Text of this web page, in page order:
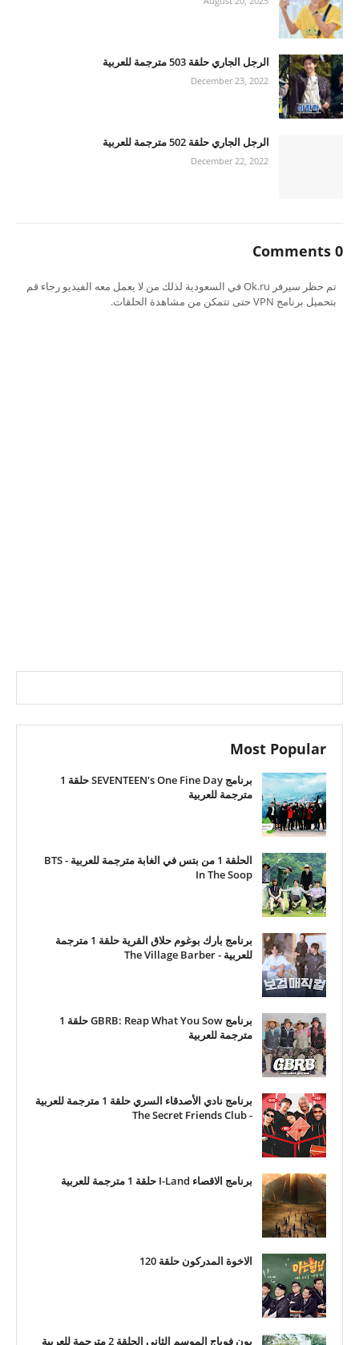
الرجل الجاري حلقة 503 مترجمة للعربية
December 23, 2022
الرجل الجاري حلقة 502 مترجمة للعربية
December 22, 2022
0 Comments
تم حظر سيرفر Ok.ru في السعودية لذلك من لا يعمل معه الفيديو رجاء قم
بتحميل برنامج VPN حتى تتمكن من مشاهدة الحلقات.
Most Popular
برنامج SEVENTEEN's One Fine Day حلقة 1
مترجمة للعربية
الحلقة 1 من بتس في الغابة مترجمة للعربية - BTS
In The Soop
برنامج بارك بوغوم حلاق القرية حلقة 1 مترجمة
للعربية - The Village Barber
برنامج GBRB: Reap What You Sow حلقة 1
مترجمة للعربية
برنامج نادي الأصدقاء السري حلقة 1 مترجمة للعربية
- The Secret Friends Club
برنامج الاقصاء I-Land حلقة 1 مترجمة للعربية
الاخوة المدركون حلقة 120
بون فوياج الموسم الثاني الحلقة 2 مترجمة للعربية